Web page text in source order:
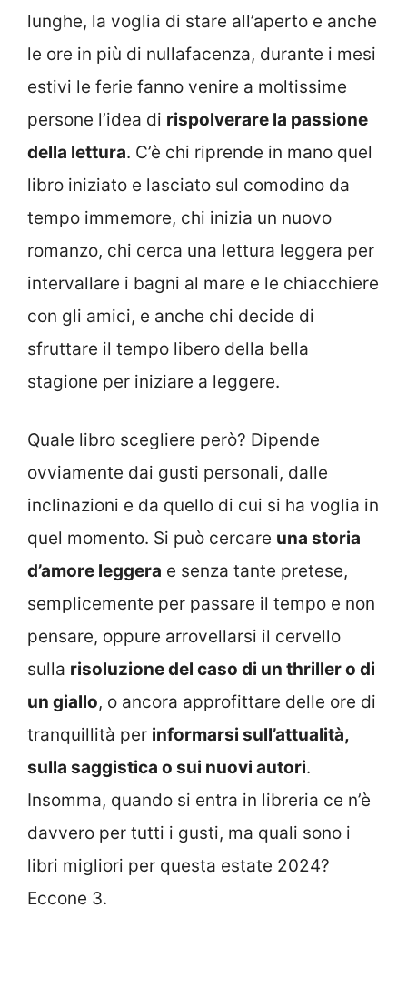
lunghe, la voglia di stare all’aperto e anche
le ore in più di nullafacenza, durante i mesi
estivi le ferie fanno venire a moltissime
persone l’idea di rispolverare la passione
della lettura. C’è chi riprende in mano quel
libro iniziato e lasciato sul comodino da
tempo immemore, chi inizia un nuovo
romanzo, chi cerca una lettura leggera per
intervallare i bagni al mare e le chiacchiere
con gli amici, e anche chi decide di
sfruttare il tempo libero della bella
stagione per iniziare a leggere.
Quale libro scegliere però? Dipende
ovviamente dai gusti personali, dalle
inclinazioni e da quello di cui si ha voglia in
quel momento. Si può cercare una storia
d’amore leggera e senza tante pretese,
semplicemente per passare il tempo e non
pensare, oppure arrovellarsi il cervello
sulla risoluzione del caso di un thriller o di
un giallo, o ancora approfittare delle ore di
tranquillità per informarsi sull’attualità,
sulla saggistica o sui nuovi autori.
Insomma, quando si entra in libreria ce n’è
davvero per tutti i gusti, ma quali sono i
libri migliori per questa estate 2024?
Eccone 3.